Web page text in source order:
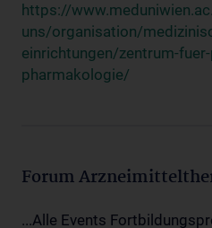
https://
uns/organisation/
einrichtungen/zentrum-
pharmakologie/
Forum
...Alle Events